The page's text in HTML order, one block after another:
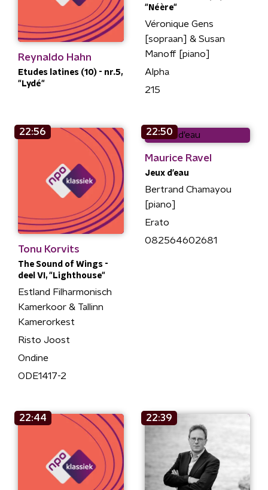
Reynaldo Hahn
Etudes latines (10) - nr.5,
"Lydé"
"Néère"
Véronique Gens
[sopraan] & Susan
Manoff [piano]
Alpha
215
22:56
Tonu Korvits
The Sound of Wings -
deel VI, "Lighthouse"
Estland Filharmonisch
Kamerkoor & Tallinn
Kamerorkest
Risto Joost
Ondine
ODE1417-2
22:50
Maurice Ravel
Jeux d'eau
Bertrand Chamayou
[piano]
Erato
082564602681
22:44 22:39